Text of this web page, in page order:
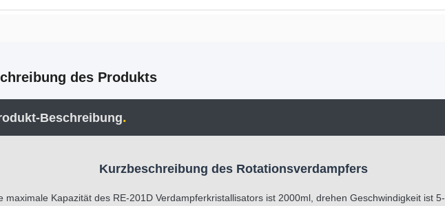
des Produkts
Beschreibung.
Kurzbeschreibung des Rotationsverdampfers
maximale Kapazität des RE-201D Verdampferkristallisators ist 2000ml, drehen Geschwindigkeit ist 5-